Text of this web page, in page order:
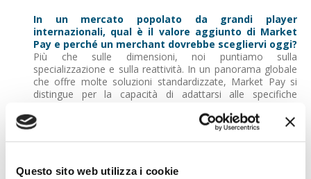
Questo sito web utilizza i cookie
In un mercato popolato da grandi player
internazionali, qual è il valore aggiunto di Market
Pay e perché un merchant dovrebbe scegliervi oggi?
Più che sulle dimensioni, noi puntiamo sulla
specializzazione e sulla reattività. In un panorama globale
che offre molte soluzioni standardizzate, Market Pay si
distingue per la capacità di adattarsi alle specifiche
nell'essere architetti del Unified Commerce. Grazie alla
nostra piattaforma proprietaria, non ci limitiamo a gestire
transazioni, ma integriamo realmente il mondo fisico e
spesso richiedono un livello di personalizzazione tecnica